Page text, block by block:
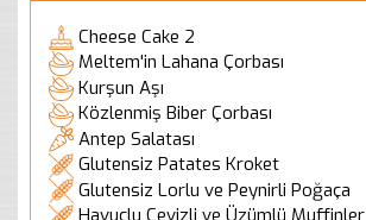
Cheese Cake 2
Meltem'in Lahana Çorbası
Kurşun Aşı
Közlenmiş Biber Çorbası
Antep Salatası
Glutensiz Patates Kroket
Glutensiz Lorlu ve Peynirli Poğaça